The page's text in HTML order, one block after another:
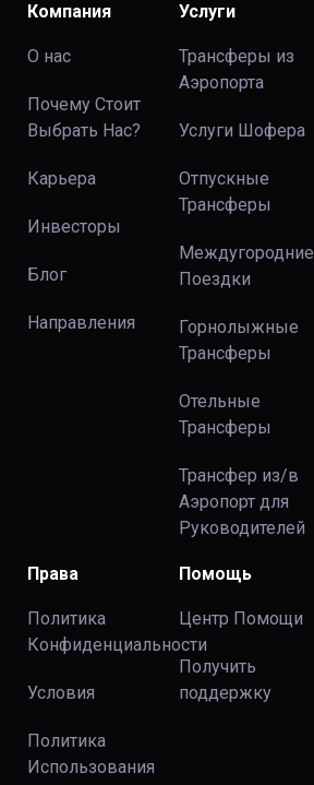
Компания
О нас
Почему Стоит
Выбрать Нас?
Карьера
Инвесторы
Блог
Направления
Услуги
Трансферы из
Аэропорта
Услуги Шофера
Отпускные
Трансферы
Междугородние
Поездки
Горнолыжные
Трансферы
Отельные
Трансферы
Трансфер из/в
Аэропорт для
Руководителей
Права
Политика
Конфиденциальности
Условия
Политика
Использования
Помощь
Центр Помощи
Получить
поддержку